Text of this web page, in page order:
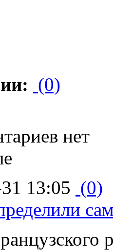
(0)
нет
13:05 (0)